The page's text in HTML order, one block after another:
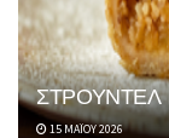
15 ΜΑΪ́ΟΥ 2026